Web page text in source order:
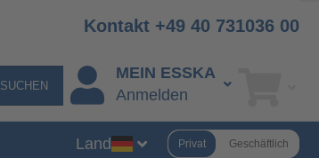
Kontakt +49 40 731036 00
SUCHEN
MEIN ESSKA
Anmelden
Land Privat Geschäftlich